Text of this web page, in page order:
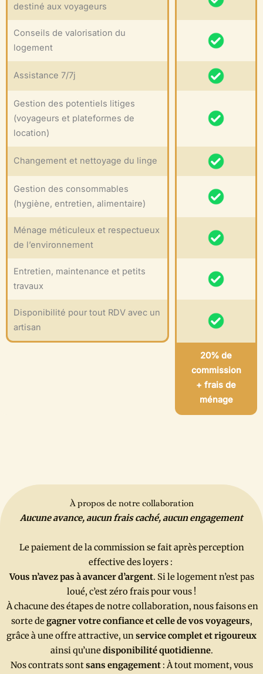
destiné aux voyageurs
Conseils de valorisation du
logement
Assistance 7/7j
Gestion des potentiels litiges
(voyageurs et plateformes de
location)
Changement et nettoyage du linge
Gestion des consommables
(hygiène, entretien, alimentaire)
Ménage méticuleux et respectueux
de l’environnement
Entretien, maintenance et petits
travaux
Disponibilité pour tout RDV avec un
artisan
20% de
commission
+ frais de
ménage
À propos de notre collaboration
Aucune avance, aucun frais caché, aucun engagement
Le paiement de la commission se fait après perception
effective des loyers :
Vous n’avez pas à avancer d’argent. Si le logement n’est pas
loué, c’est zéro frais pour vous !
À chacune des étapes de notre collaboration, nous faisons en
sorte degagner votre confiance et celle de vos voyageurs,
grâce à une offre attractive, unservice complet et rigoureux
ainsi qu’unedisponibilité quotidienne.
Nos contrats sontsans engagement: À tout moment, vous